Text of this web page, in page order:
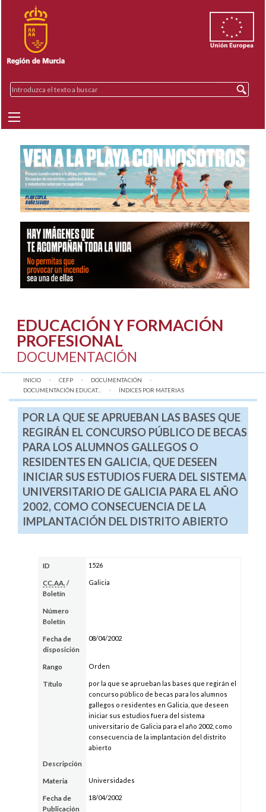
EDUCACIÓN Y FORMACIÓN
PROFESIONAL
DOCUMENTACIÓN
INICIO CEFP
DOCUMENTACIÓN
DOCUMENTACIÓN EDUCAT...
AQUÍ:
ÍNDICES POR MATERIAS
POR LA QUE SE APRUEBAN LAS BASES QUE
REGIRÁN EL CONCURSO PÚBLICO DE BECAS
PARA LOS ALUMNOS GALLEGOS O
RESIDENTES EN GALICIA, QUE DESEEN
INICIAR SUS ESTUDIOS FUERA DEL SISTEMA
UNIVERSITARIO DE GALICIA PARA EL AÑO
2002, COMO CONSECUENCIA DE LA
IMPLANTACIÓN DEL DISTRITO ABIERTO
ID 1526
CC.AA. /
Boletín
Galicia
Número
Boletín
Fecha de
disposición
08/04/2002
Rango Orden
Título
por la que se aprueban las bases que regirán el
concurso público de becas para los alumnos
gallegos o residentes en Galicia, que deseen
iniciar sus estudios fuera del sistema
universitario de Galicia para el año 2002, como
consecuencia de la implantación del distrito
abierto
Descripción
Materia Universidades
Fecha de
Publicación
18/04/2002